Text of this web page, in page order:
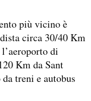
più vicino è
circa 30/40 Km
di
Km da Sant
treni e autobus